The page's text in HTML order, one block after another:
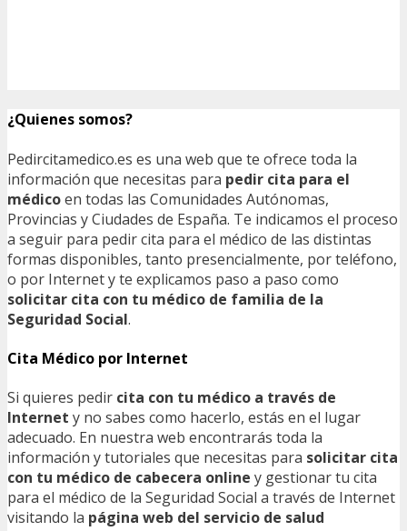
¿Quienes somos?
Pedircitamedico.es es una web que te ofrece toda la
información que necesitas para pedir cita para el
médicoen todas las Comunidades Autónomas,
Provincias y Ciudades de España. Te indicamos el proceso
a seguir para pedir cita para el médico de las distintas
formas disponibles, tanto presencialmente, por teléfono,
o por Internet y te explicamos paso a paso como
solicitar cita con tu médico de familia de la
Seguridad Social.
Cita Médico por Internet
Si quieres pedir cita con tu médico a través de
Internet y no sabes como hacerlo, estás en el lugar
adecuado. En nuestra web encontrarás toda la
información y tutoriales que necesitas para solicitar cita
con tu médico de cabecera online y gestionar tu cita
para el médico de la Seguridad Social a través de Internet
visitando la página web del servicio de salud